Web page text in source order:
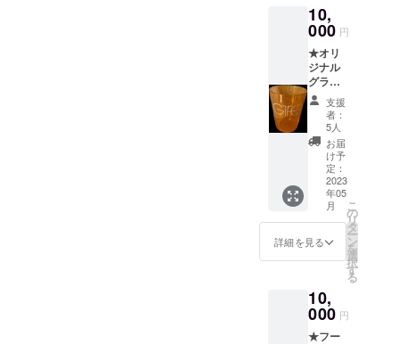
ます。
24
XXL・
・・身
丈81/身
幅63/肩
幅57/袖
丈25
2023年
5月上旬
発送予
定 ＊4/
末頃の
注文の
場合
フェス
渡しの
可能性
ン100%
United
6オンス
S・・・
・ 身丈
65/身幅
49/肩
幅/42/袖
丈10
M・・
・・身
丈69/身
幅52/肩
幅46/袖
Ｌ・・
・・身
幅50/袖
丈22
XL・・
の販売
はあり
ませ
ん。
https://
kit-
gallery.
com/ ＊
プリン
ト色が
groovet
ube fes
カラー
のオレ
ンジ、
裾に‘’23
のロゴ
United
Athle5.
気の古
着セレ
クト
ショッ
プＭ
agnolia
さんが
当フェ
スの為
にオリ
ジナル
キャッ
プを製
作して
くれま
した。
クラウ
定色！
https://
magnoli
avtg.th
10,
000 円
★オリ
ジナル
グラス1
個＋オ
リジナ
ルシリ
コンリ
ストバ
ンド1個
横芝光
町で活
躍する
手吹き
ガラス
作家
YUGEN
さんが
オリジ
ナルグ
ラスを
支援
者：
5人
お届
け予
定：
2023
年05
月
詳細を見る
こ
の
リ
タ
ー
ン
を
選
択
す
る
10,
000 円
★フー